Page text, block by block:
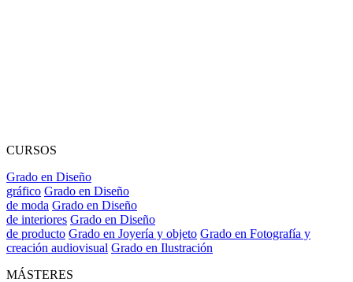
CURSOS
Grado en Diseño
gráfico Grado en Diseño
de moda Grado en Diseño
de interiores Grado en Diseño
de producto Grado en Joyería y objeto Grado en Fotografía y
creación audiovisual Grado en Ilustración
MÁSTERES